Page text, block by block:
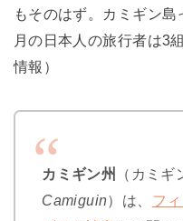
もそのはず。カミギン
月の日本人の旅行者は3
情報）
カミギン州 （カミギ
Camiguin）は、 フ